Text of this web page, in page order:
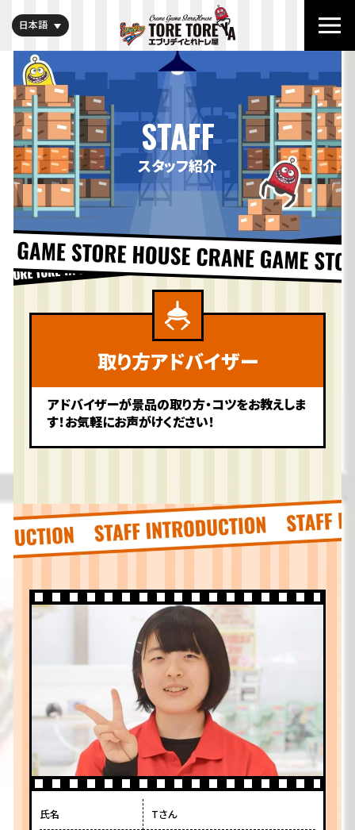
日本語
STAFF
スタッフ紹介
取り方アドバイザー
アドバイザーが景品の取り方・コツをお教えしま
す！お気軽にお声がけください！
氏名 Tさん